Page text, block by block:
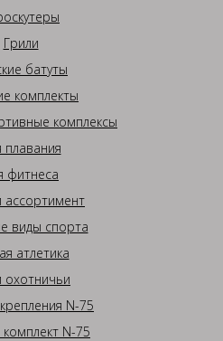
Грили
батуты
комплекты
комплексы
плавания
фитнеса
ассортимент
виды спорта
атлетика
охотничьи
N-75
N-75